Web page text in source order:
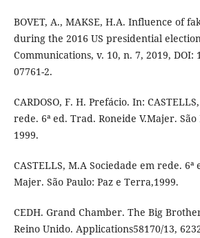
BOVET, A., MAKSE, H.A. Influence of
during the 2016 US presidential
Communications, v. 10, n. 7, 2019, DOI:
07761-2.
CARDOSO, F. H. Prefácio. In:
rede. 6ª ed. Trad. Roneide V.Majer.
1999.
CASTELLS, M.A Sociedade em rede. 6ª
Majer. São Paulo: Paz e Terra,1999.
CEDH. Grand Chamber. The Big
Reino Unido. Applications58170/13,